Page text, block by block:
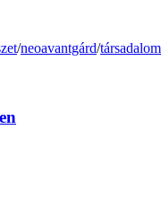
/neoavantgárd/